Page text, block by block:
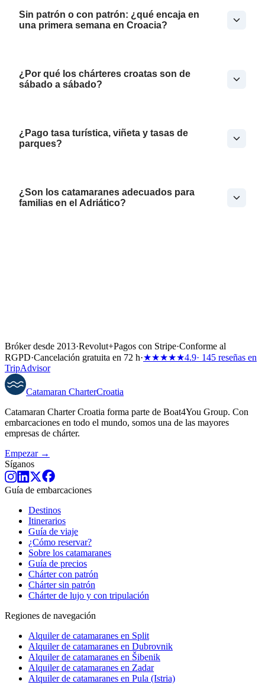
Sin patrón o con patrón: ¿qué encaja en
una primera semana en Croacia?
¿Por qué los chárteres croatas son de
sábado a sábado?
¿Pago tasa turística, viñeta y tasas de
parques?
¿Son los catamaranes adecuados para
familias en el Adriático?
Bróker desde 2013·Revolut+Pagos con Stripe·Conforme al
RGPD·Cancelación gratuita en 72 h·★★★★★4.9· 145 reseñas en
TripAdvisor
Catamaran CharterCroatia
Catamaran Charter Croatia forma parte de Boat4You Group. Con
embarcaciones en todo el mundo, somos una de las mayores
empresas de chárter.
Empezar →
Síganos
Guía de embarcaciones
Destinos
Itinerarios
Guía de viaje
¿Cómo reservar?
Sobre los catamaranes
Guía de precios
Chárter con patrón
Chárter sin patrón
Chárter de lujo y con tripulación
Regiones de navegación
Alquiler de catamaranes en Split
Alquiler de catamaranes en Dubrovnik
Alquiler de catamaranes en Šibenik
Alquiler de catamaranes en Zadar
Alquiler de catamaranes en Pula (Istria)